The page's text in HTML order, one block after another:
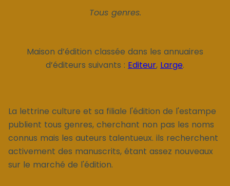
Tous genres.
Maison d’édition classée dans les annuaires
d’éditeurs suivants : Editeur, Large.
La lettrine culture et sa filiale l'édition de l'estampe
publient tous genres, cherchant non pas les noms
connus mais les auteurs talentueux. ils recherchent
activement des manuscrits, étant assez nouveaux
sur le marché de l'édition.